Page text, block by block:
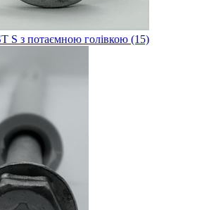
S з потаємною голівкою (15)